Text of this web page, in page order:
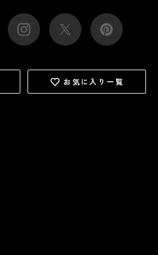
お気に入り一覧